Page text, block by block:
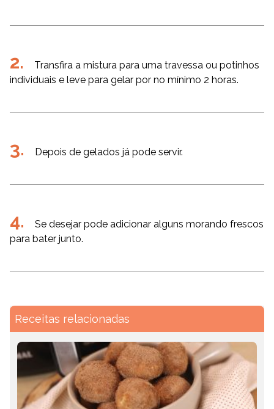
Transfira a mistura para uma travessa ou potinhos
individuais e leve para gelar por no mínimo 2 horas.
Depois de gelados já pode servir.
Se desejar pode adicionar alguns morando frescos
para bater junto.
Receitas relacionadas